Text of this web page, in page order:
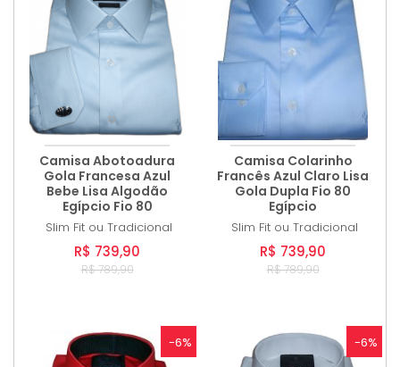
Camisa Abotoadura
Gola Francesa Azul
Bebe Lisa Algodão
Egípcio Fio 80
Slim Fit ou Tradicional
R$ 739,90
R$ 789,90
Camisa Colarinho
Francês Azul Claro Lisa
Gola Dupla Fio 80
Egípcio
Slim Fit ou Tradicional
R$ 739,90
R$ 789,90
-6% -6%